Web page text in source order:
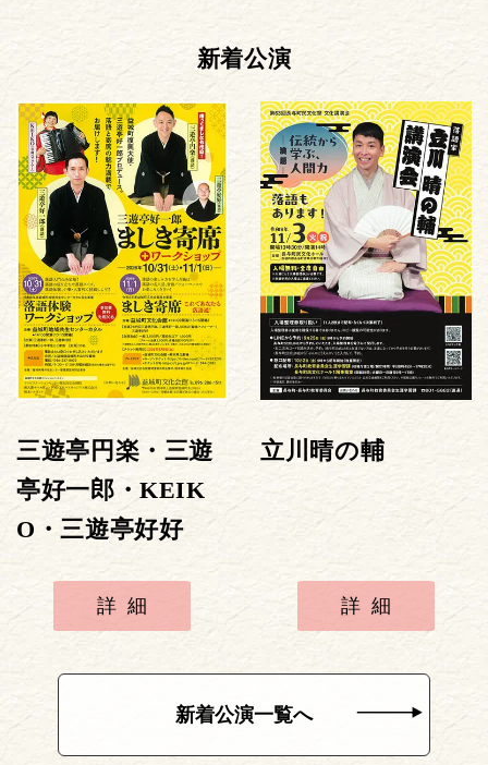
新着公演
三遊亭円楽・三遊
亭好一郎・KEIK
O・三遊亭好好
詳細
立川晴の輔
詳細
新着公演一覧へ